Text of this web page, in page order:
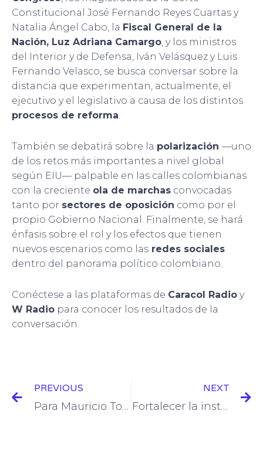
Constitucional José Fernando Reyes Cuartas y
Natalia Ángel Cabo, la Fiscal General de la
Nación, Luz Adriana Camargo, y los ministros
del Interior y de Defensa, Iván Velásquez y Luis
Fernando Velasco, se busca conversar sobre la
distancia que experimentan, actualmente, el
ejecutivo y el legislativo a causa de los distintos
procesos de reforma.
También se debatirá sobre la polarización —uno
de los retos más importantes a nivel global
según EIU— palpable en las calles colombianas
con la creciente ola de marchas convocadas
tanto por sectores de oposición como por el
propio Gobierno Nacional. Finalmente, se hará
énfasis sobre el rol y los efectos que tienen
nuevos escenarios como las redes sociales
dentro del panorama político colombiano.
Conéctese a las plataformas de Caracol Radio y
W Radio para conocer los resultados de la
conversación.
PREVIOUS
Para Mauricio Toro es necesario mejorar cómo se mide la superación de las barreras socioeconómicas
NEXT
Fortalecer la institucionalidad para mitigar la polarización: el desafío de la democracia colombiana